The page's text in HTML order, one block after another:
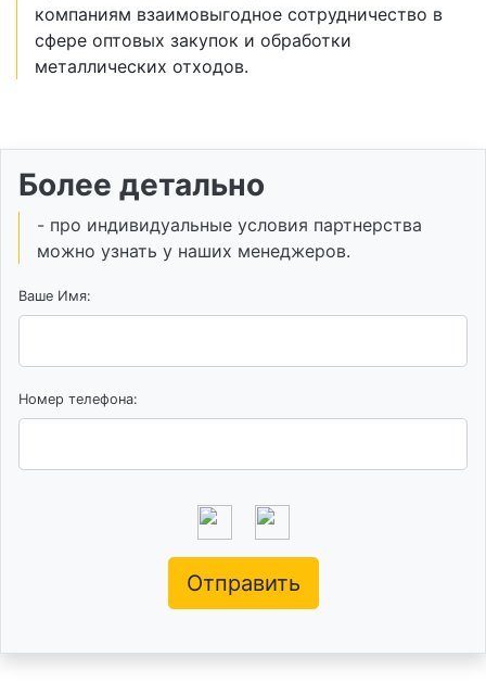
компаниям взаимовыгодное сотрудничество в
сфере оптовых закупок и обработки
металлических отходов.
Более детально
- про индивидуальные условия партнерства
можно узнать у наших менеджеров.
Ваше Имя:
Номер телефона:
Отправить